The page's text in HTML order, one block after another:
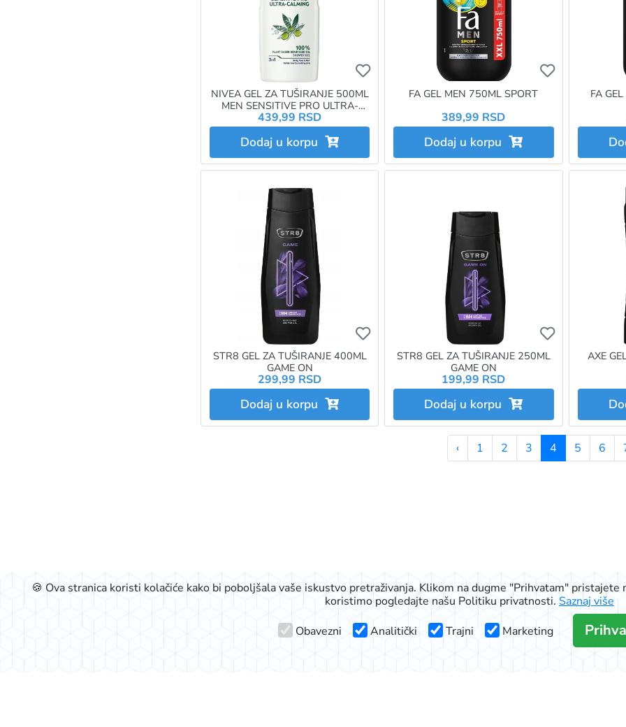
Ukoliko želite da dodate proizvod u omiljene
NIVEA GEL ZA TUŠIRANJE 500ML
MEN SENSITIVE PRO ULTRA-
CALMING 95381
439,99 RSD
Dodaj u korpu
Ukoliko
FA GEL MEN 750ML SPORT
389,99 RSD
Dodaj u korpu
FA
Ukoliko želite da dodate proizvod u omiljene
STR8 GEL ZA TUŠIRANJE 400ML
GAME ON
299,99 RSD
Dodaj u korpu
Ukoliko
STR8 GEL ZA TUŠIRANJE 250ML
GAME ON
199,99 RSD
Dodaj u korpu
AXE
‹ 1 2 3 4 5 6
🍪 Ova stranica koristi kolačiće kako bi poboljšala vaše iskustvo pretraživanja. Klikom na dugme "Prihvatam"
koristimo pogledajte našu Politiku privatnosti. Saznaj više
Obavezni
Analitički Trajni Marketing